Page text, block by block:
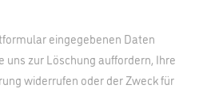
eingegebenen Daten
uns zur Löschung auffordern, Ihre
widerrufen oder der Zweck für